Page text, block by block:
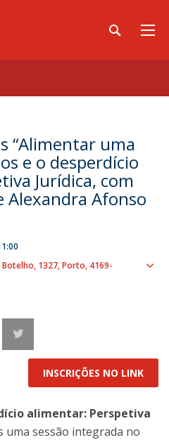
“Alimentar uma
e o desperdício
Jurídica, com
Alexandra Afonso
1327 Porto 4169-
INSCRIÇÕES NO LINK
alimentar: Perspetiva
uma sessão integrada no